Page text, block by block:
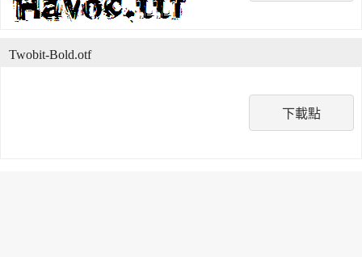
下載點
Twobit-Bold.otf